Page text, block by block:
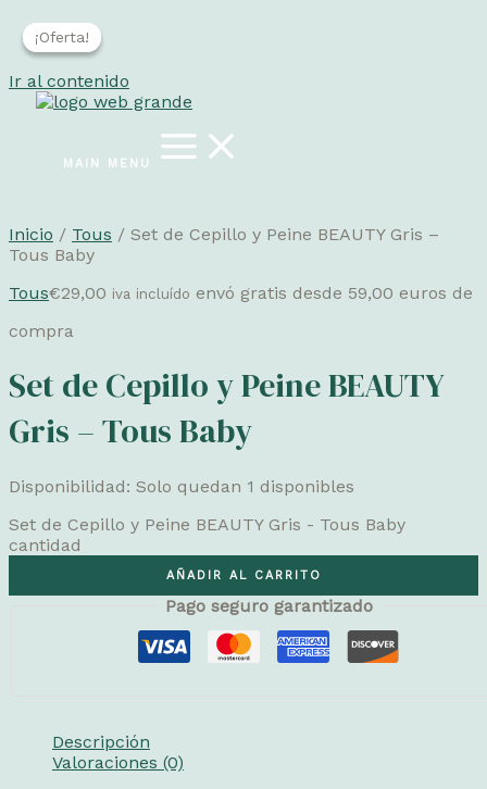
Ir al contenido
MAIN MENU
Inicio / Tous / Set de Cepillo y Peine BEAUTY Gris –
Tous Baby
Tous€29,00 iva incluído envó gratis desde 59,00 euros de
compra
Set de Cepillo y Peine BEAUTY
Gris – Tous Baby
Disponibilidad: Solo quedan 1 disponibles
Set de Cepillo y Peine BEAUTY Gris - Tous Baby
cantidad
AÑADIR AL CARRITO
Pago seguro garantizado
Descripción
Valoraciones (0)
¡Oferta!
¡Oferta!